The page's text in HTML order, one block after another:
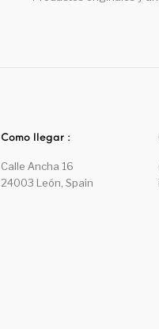
Como llegar :
Calle Ancha 16
24003 León, Spain